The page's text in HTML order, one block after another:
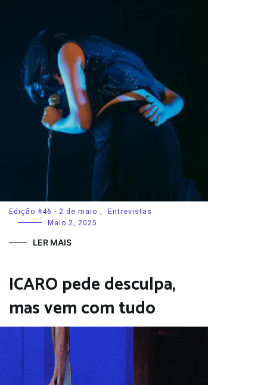
Edição #46 - 2 de maio ,
Entrevistas
Maio 2, 2025
LER MAIS
ICARO pede desculpa,
mas vem com tudo